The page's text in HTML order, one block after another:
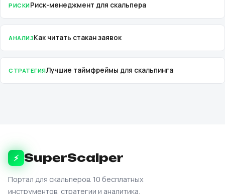
РИСКИРиск-менеджмент для скальпера
АНАЛИЗКак читать стакан заявок
СТРАТЕГИЯЛучшие таймфреймы для скальпинга
⚡ SuperScalper
Портал для скальперов. 10 бесплатных
инструментов, стратегии и аналитика.